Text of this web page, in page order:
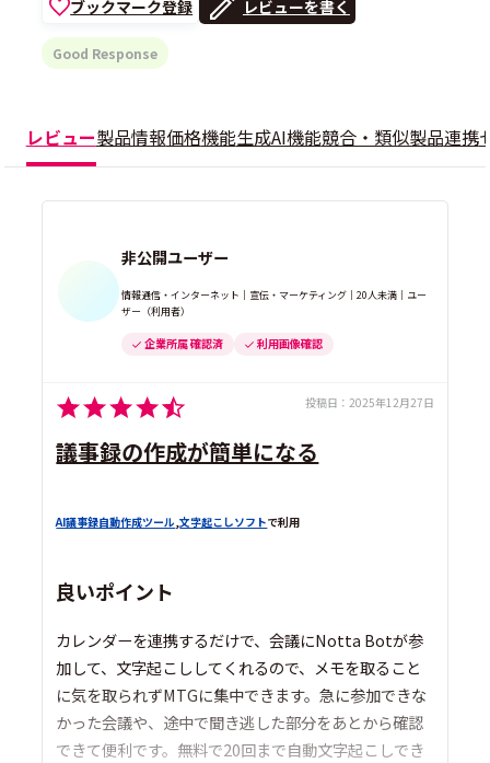
ブックマーク登録 レビューを書く
Good Response
レビュー製品情報価格機能生成AI機能競合・類似製品連携
非公開ユーザー
情報通信・インターネット｜宣伝・マーケティング｜20人未満｜ユー
ザー（利用者）
企業所属 確認済 利用画像確認
投稿日： 2025年12月27日
議事録の作成が簡単になる
AI議事録自動作成ツール ,文字起こしソフトで利用
良いポイント
カレンダーを連携するだけで、会議にNotta Botが参
加して、文字起こししてくれるので、メモを取ること
に気を取られずMTGに集中できます。急に参加できな
かった会議や、途中で聞き逃した部分をあとから確認
できて便利です。無料で20回まで自動文字起こしでき